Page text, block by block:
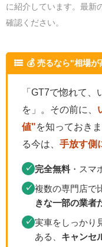
に紹介しています。最新
確認ください。
💰 売るなら"相場が
「GT7で惚れて
を」。その前に、
値"を知っておき
る今は、 手放す側
✓ 完全無料 ・スマ
✓ 複数の専門店で
きな一部の業者
✓ 実車をしっかり
ある、 キャンセ